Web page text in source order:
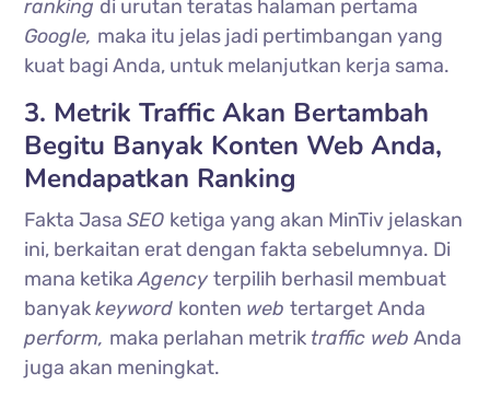
ranking di urutan teratas halaman pertama
Google, maka itu jelas jadi pertimbangan yang
kuat bagi Anda, untuk melanjutkan kerja sama.
3. Metrik Traffic Akan Bertambah
Begitu Banyak Konten Web Anda,
Mendapatkan Ranking
Fakta JasaSEO ketiga yang akan MinTiv jelaskan
ini, berkaitan erat dengan fakta sebelumnya. Di
mana ketikaAgencyterpilih berhasil membuat
banyakkeyword konten webtertarget Anda
perform, maka perlahan metrik traffic web Anda
juga akan meningkat.